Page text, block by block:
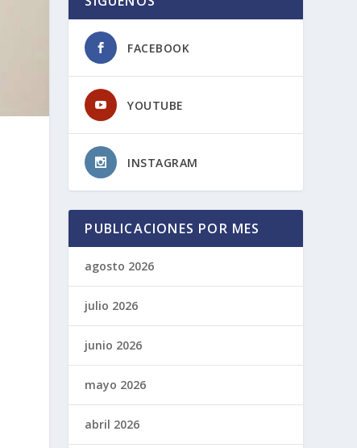
FACEBOOK
YOUTUBE
INSTAGRAM
PUBLICACIONES POR MES
agosto 2026
julio 2026
junio 2026
mayo 2026
abril 2026